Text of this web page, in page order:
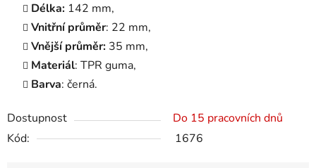
Délka: 142 mm,
Vnitřní průměr: 22 mm,
Vnější průměr: 35 mm,
Materiál: TPR guma,
Barva: černá.
Dostupnost
Do 15 pracovních dnů
Kód:
1676